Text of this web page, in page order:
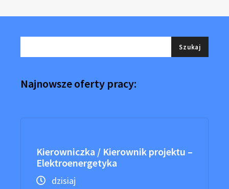
Najnowsze oferty pracy:
Kierowniczka / Kierownik projektu –
Elektroenergetyka
dzisiaj